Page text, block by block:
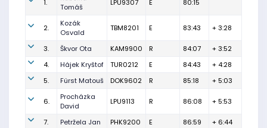
1.
Tomáš
LPU9307 E 80:15
2.
Kozák
Osvald
TBM8201 E 83:43 + 3:28
3. Škvor Ota KAM9900 R 84:07
+ 3:52
4.
Hájek Kryštof TUR0212 E 84:43
+ 4:28
5.
Fürst Matouš DOK9602 R 85:18 + 5:03
6.
Procházka
David
LPU9113 R 86:08 + 5:53
7. Petržela Jan PHK9200 E 86:59 + 6:44